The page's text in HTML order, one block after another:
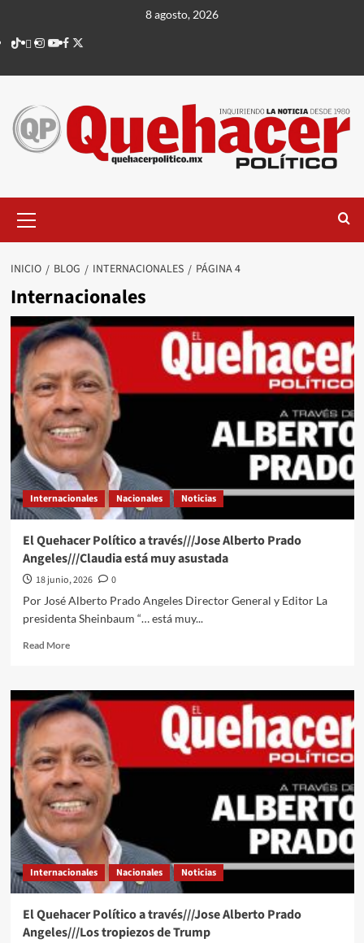
contenido
8 agosto, 2026
TikTok
threads
Instagram
Youtube
Facebook
X
principal
INICIO BLOG INTERNACIONALES PÁGINA 4
Internacionales
Internacionales Nacionales Noticias
El Quehacer Político a través///Jose Alberto Prado
Angeles///Claudia está muy asustada
18 junio, 2026
0
Por José Alberto Prado Angeles Director General y Editor La
presidenta Sheinbaum “… está muy...
Read MoreRead
El
Quehacer
Político
través///Jose
Alberto
Prado
Angeles///Claudia
está
muy
asustada
Internacionales Nacionales Noticias
El Quehacer Político a través///Jose Alberto Prado
Angeles///Los tropiezos de Trump